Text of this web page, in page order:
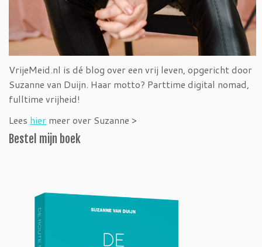
VrijeMeid.nl is dé blog over een vrij leven, opgericht door
Suzanne van Duijn. Haar motto? Parttime digital nomad,
fulltime vrijheid!
Lees hier meer over Suzanne >
Bestel mijn boek